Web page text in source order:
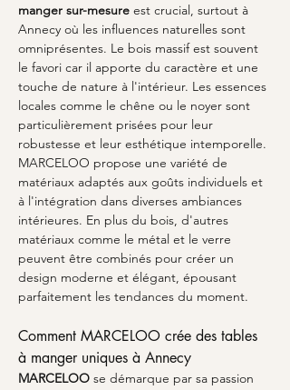
manger sur-mesure est crucial, surtout à
Annecy où les influences naturelles sont
omniprésentes. Le bois massif est souvent
le favori car il apporte du caractère et une
touche de nature à l'intérieur. Les essences
locales comme le chêne ou le noyer sont
particulièrement prisées pour leur
robustesse et leur esthétique intemporelle.
MARCELOO propose une variété de
matériaux adaptés aux goûts individuels et
à l'intégration dans diverses ambiances
intérieures. En plus du bois, d'autres
matériaux comme le métal et le verre
peuvent être combinés pour créer un
design moderne et élégant, épousant
parfaitement les tendances du moment.
Comment MARCELOO crée des tables
à manger uniques à Annecy
MARCELOO se démarque par sa passion